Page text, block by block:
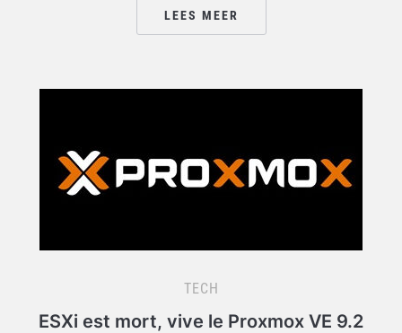
LEES MEER
TECH
ESXi est mort, vive le Proxmox VE 9.2